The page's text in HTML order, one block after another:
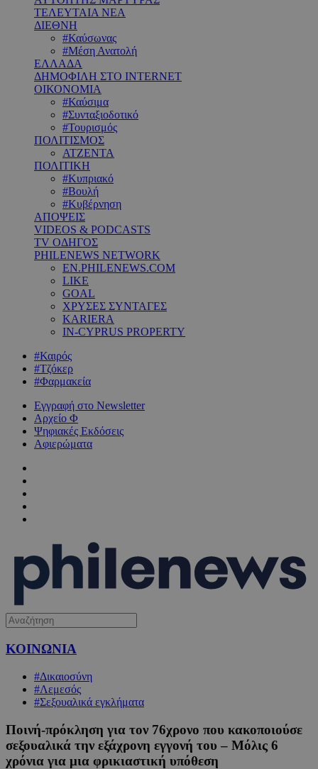
ΤΕΛΕΥΤΑΙΑ ΝΕΑ
ΔΙΕΘΝΗ
#Καύσωνας
#Μέση Ανατολή
ΕΛΛΑΔΑ
ΔΗΜΟΦΙΛΗ ΣΤΟ INTERNET
ΟΙΚΟΝΟΜΙΑ
#Καύσιμα
#Συνταξιοδοτικό
#Τουρισμός
ΠΟΛΙΤΙΣΜΟΣ
ΑΤΖΕΝΤΑ
ΠΟΛΙΤΙΚΗ
#Κυπριακό
#Βουλή
#Κυβέρνηση
ΑΠΟΨΕΙΣ
VIDEOS & PODCASTS
TV ΟΔΗΓΟΣ
PHILENEWS NETWORK
EN.PHILENEWS.COM
LIKE
GOAL
ΧΡΥΣΕΣ ΣΥΝΤΑΓΕΣ
KARIERA
IN-CYPRUS PROPERTY
#Καιρός
#Τζόκερ
#Φαρμακεία
Εγγραφή στο Newsletter
Αρχείο Φ
Ψηφιακές Εκδόσεις
Αφιερώματα
ΚΟΙΝΩΝΙΑ
#Δικαιοσύνη
#Λεμεσός
#Σεξουαλικά εγκλήματα
Ποινή-πρόκληση για τον 76χρονο που κακοποιούσε
σεξουαλικά την εξάχρονη εγγονή του – Μόλις 6
χρόνια για μια φρικιαστική υπόθεση